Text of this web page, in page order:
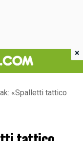
«Spalletti tattico
×